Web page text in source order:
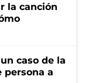
la canción
caso de la
persona a